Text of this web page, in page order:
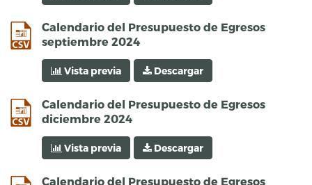
Calendario del Presupuesto de Egresos
septiembre 2024
csv
Vista previa Descargar
Calendario del Presupuesto de Egresos
diciembre 2024
csv
Vista previa Descargar
Calendario del Presupuesto de Egresos
csv